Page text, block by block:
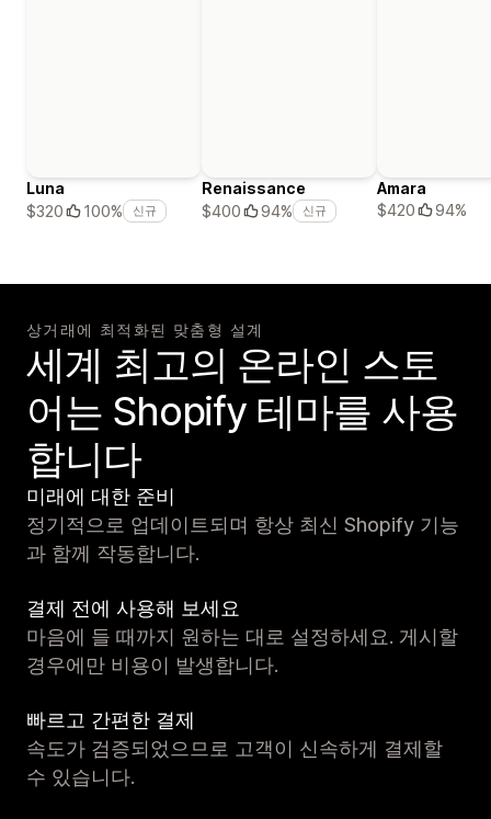
Luna
$320
100% 신규
Renaissance
$400
94% 신규
Amara
$420
94%
상거래에 최적화된 맞춤형 설계
세계 최고의 온라인 스토
어는 Shopify 테마를 사용
합니다
미래에 대한 준비
정기적으로 업데이트되며 항상 최신 Shopify 기능
과 함께 작동합니다.
결제 전에 사용해 보세요
마음에 들 때까지 원하는 대로 설정하세요. 게시할
경우에만 비용이 발생합니다.
빠르고 간편한 결제
속도가 검증되었으므로 고객이 신속하게 결제할
수 있습니다.